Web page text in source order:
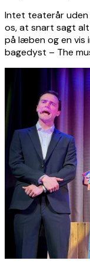
Intet teaterår uden
os, at snart sagt
på læben og en vis
bagedyst – The